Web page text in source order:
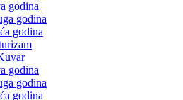
godina
godina
godina
godina
godina
godina